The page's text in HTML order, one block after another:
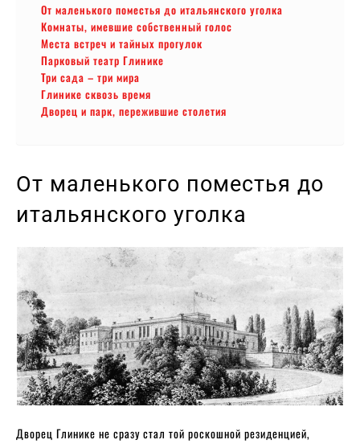
От маленького поместья до итальянского уголка
Комнаты, имевшие собственный голос
Места встреч и тайных прогулок
Парковый театр Глинике
Три сада – три мира
Глинике сквозь время
Дворец и парк, пережившие столетия
От маленького поместья до
итальянского уголка
Дворец Глинике не сразу стал той роскошной резиденцией,